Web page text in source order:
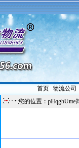
首页| 物流公司
您的位置：pHqghUme